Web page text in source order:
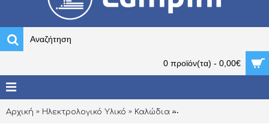
0 προϊόν(τα) - 0,00€
Αρχική Ηλεκτρολογικό Υλικό Καλώδια